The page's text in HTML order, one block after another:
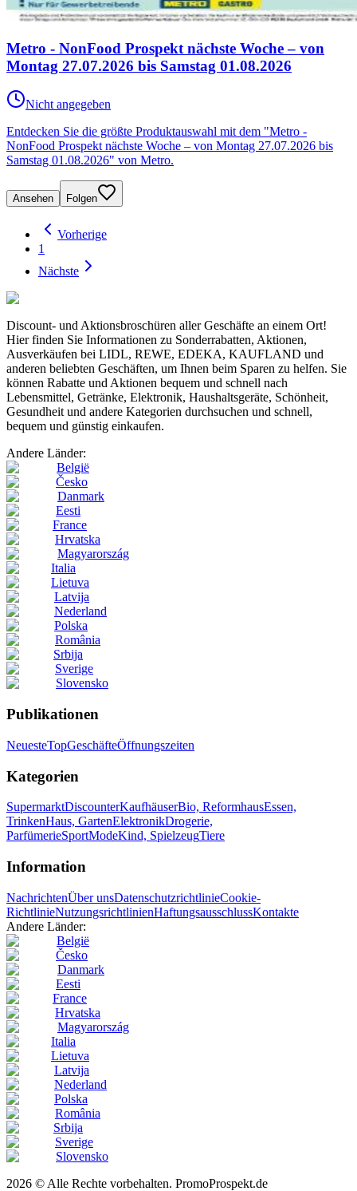
Metro - NonFood Prospekt nächste Woche – von
Montag 27.07.2026 bis Samstag 01.08.2026
Nicht angegeben
Entdecken Sie die größte Produktauswahl mit dem "Metro -
NonFood Prospekt nächste Woche – von Montag 27.07.2026 bis
Samstag 01.08.2026" von Metro.
Ansehen Folgen
Vorherige
1
Nächste
Discount- und Aktionsbroschüren aller Geschäfte an einem Ort!
Hier finden Sie Informationen zu Sonderrabatten, Aktionen,
Ausverkäufen bei LIDL, REWE, EDEKA, KAUFLAND und
anderen beliebten Geschäften, um Ihnen beim Sparen zu helfen. Sie
können Rabatte und Aktionen bequem und schnell nach
Lebensmittel, Getränke, Elektronik, Haushaltsgeräte, Schönheit,
Gesundheit und andere Kategorien durchsuchen und schnell,
bequem und günstig einkaufen.
Andere Länder:
België
Česko
Danmark
Eesti
France
Hrvatska
Magyarország
Italia
Lietuva
Latvija
Nederland
Polska
România
Srbija
Sverige
Slovensko
Publikationen
NeuesteTopGeschäfteÖffnungszeiten
Kategorien
SupermarktDiscounterKaufhäuserBio, ReformhausEssen,
TrinkenHaus, GartenElektronikDrogerie,
ParfümerieSportModeKind, SpielzeugTiere
Information
NachrichtenÜber unsDatenschutzrichtlinieCookie-
RichtlinieNutzungsrichtlinienHaftungsausschlussKontakte
Andere Länder:
België
Česko
Danmark
Eesti
France
Hrvatska
Magyarország
Italia
Lietuva
Latvija
Nederland
Polska
România
Srbija
Sverige
Slovensko
2026 © Alle Rechte vorbehalten. PromoProspekt.de